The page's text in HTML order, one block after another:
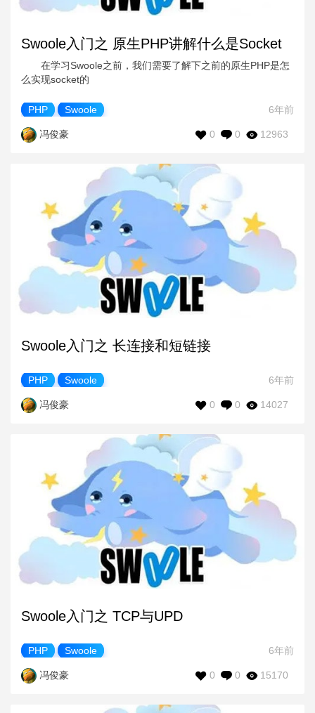
Swoole入门之 原生PHP讲解什么是Socket
在学习Swoole之前，我们需要了解下之前的原生PHP是怎
么实现socket的
PHP Swoole 6年前
冯俊豪 12963
0
0
Swoole入门之 长连接和短链接
PHP Swoole 6年前
冯俊豪 14027
0
0
Swoole入门之 TCP与UPD
PHP Swoole 6年前
冯俊豪 15170
0
0